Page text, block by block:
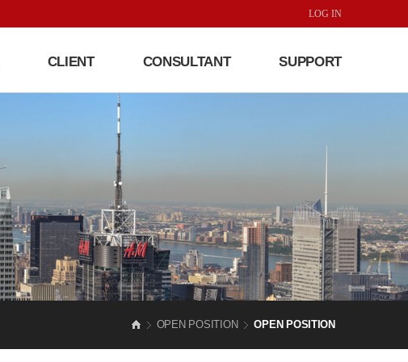
LOG IN
CLIENT CONSULTANT SUPPORT
OPEN POSITION OPEN POSITION